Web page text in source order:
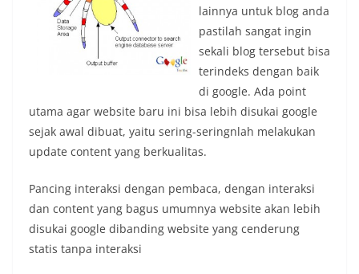
lainnya untuk blog anda
pastilah sangat ingin
sekali blog tersebut bisa
terindeks dengan baik
di google. Ada point
utama agar website baru ini bisa lebih disukai google
sejak awal dibuat, yaitu sering-seringnlah melakukan
update content yang berkualitas.
Pancing interaksi dengan pembaca, dengan interaksi
dan content yang bagus umumnya website akan lebih
disukai google dibanding website yang cenderung
statis tanpa interaksi